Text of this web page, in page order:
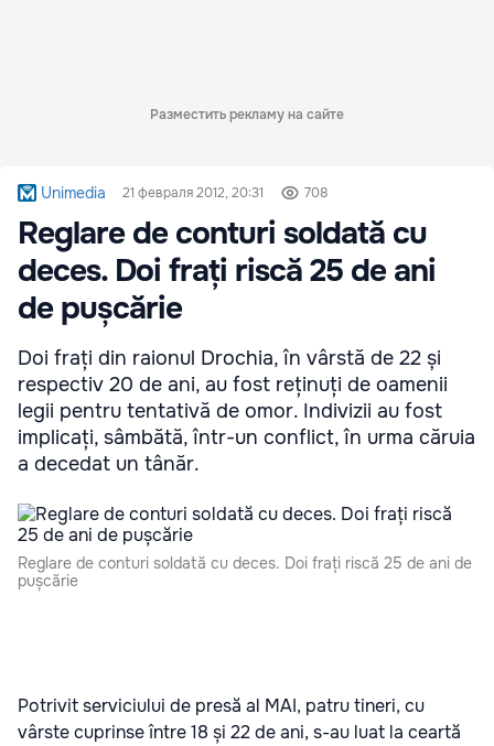
Разместить рекламу на сайте
Unimedia 21 февраля 2012, 20:31 708
Reglare de conturi soldată cu
deces. Doi frați riscă 25 de ani
de pușcărie
Doi frați din raionul Drochia, în vârstă de 22 și
respectiv 20 de ani, au fost reținuți de oamenii
legii pentru tentativă de omor. Indivizii au fost
implicați, sâmbătă, într-un conflict, în urma căruia
a decedat un tânăr.
Reglare de conturi soldată cu deces. Doi frați riscă 25 de ani de
pușcărie
Potrivit serviciului de presă al MAI, patru tineri, cu
vârste cuprinse între 18 și 22 de ani, s-au luat la ceartă